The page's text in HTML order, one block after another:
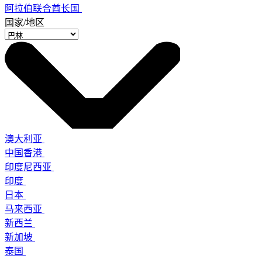
阿拉伯联合酋长国
国家/地区
澳大利亚
中国香港
印度尼西亚
印度
日本
马来西亚
新西兰
新加坡
泰国